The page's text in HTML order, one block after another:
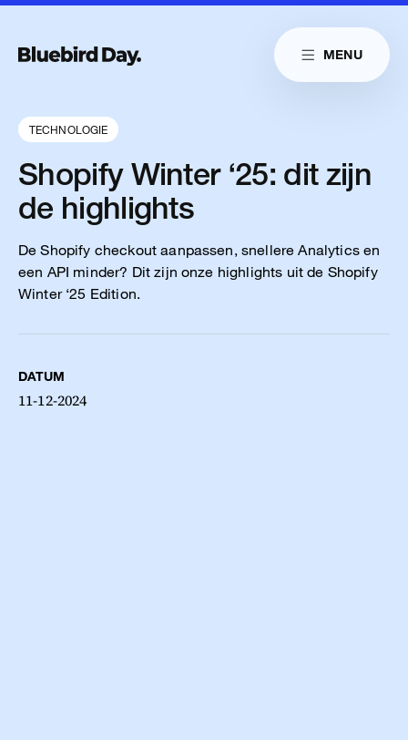
Skip to main content
MENU
Link naar
Cases
Diensten
Insights
Cultuur
Contact
4814 DC Breda
Route
TECHNOLOGIE
Shopify Winter ‘25: dit zijn
de highlights
De Shopify checkout aanpassen, snellere Analytics en
een API minder? Dit zijn onze highlights uit de Shopify
Winter ‘25 Edition.
DATUM
11-12-2024